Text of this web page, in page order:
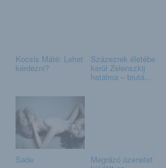
Kocsis Máté: Lehet
kérdezni?
Százezrek életébe
kerül Zelenszkij
hatalma – brutá...
Sade Megrázó üzenetet